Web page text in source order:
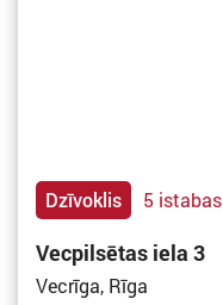
Dzīvoklis 5 istabas
Vecpilsētas iela 3
Vecrīga, Rīga